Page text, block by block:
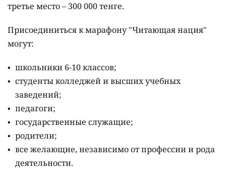
третье место – 300 000 тенге.
Присоединиться к марафону "Читающая нация"
могут:
школьники 6-10 классов;
студенты колледжей и высших учебных
заведений;
педагоги;
государственные служащие;
родители;
все желающие, независимо от профессии и рода
деятельности.